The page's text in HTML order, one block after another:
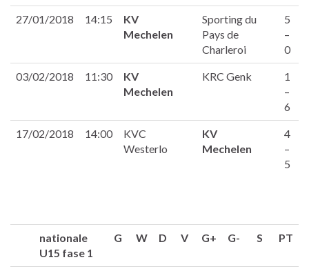
27/01/2018 14:15
KV
Mechelen
Sporting du
Pays de
Charleroi
5
–
0
03/02/2018 11:30
KV
Mechelen
KRC Genk
1
–
6
17/02/2018 14:00
KVC
Westerlo
KV
Mechelen
4
–
5
nationale
U15 fase 1
G W D V G+ G- S PT